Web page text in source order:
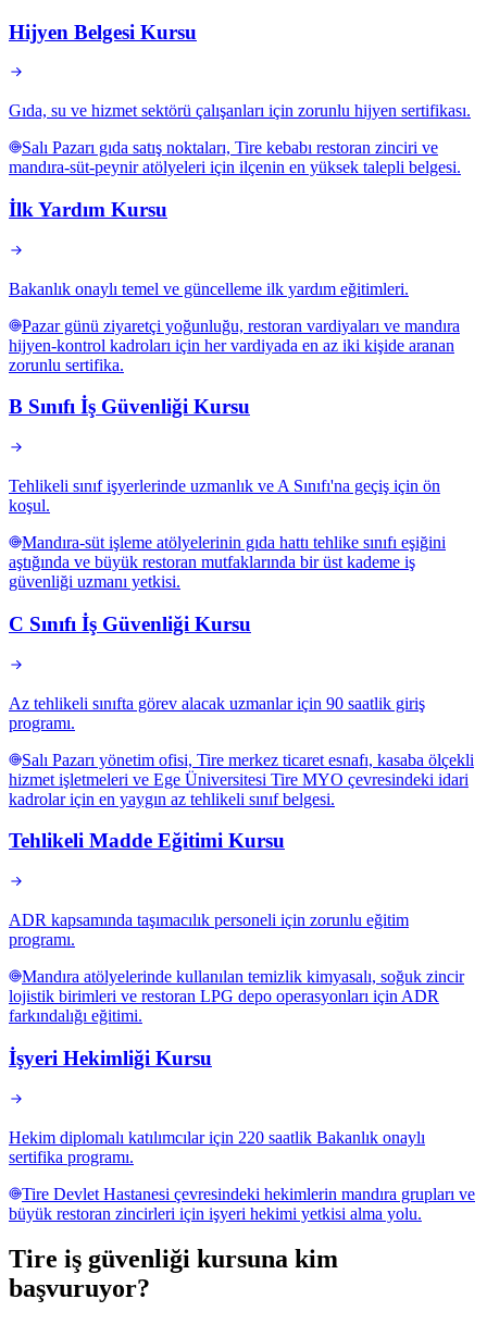
Hijyen Belgesi Kursu
Gıda, su ve hizmet sektörü çalışanları için zorunlu hijyen sertifikası.
Salı Pazarı gıda satış noktaları, Tire kebabı restoran zinciri ve
mandıra-süt-peynir atölyeleri için ilçenin en yüksek talepli belgesi.
İlk Yardım Kursu
Bakanlık onaylı temel ve güncelleme ilk yardım eğitimleri.
Pazar günü ziyaretçi yoğunluğu, restoran vardiyaları ve mandıra
hijyen-kontrol kadroları için her vardiyada en az iki kişide aranan
zorunlu sertifika.
B Sınıfı İş Güvenliği Kursu
Tehlikeli sınıf işyerlerinde uzmanlık ve A Sınıfı'na geçiş için ön
koşul.
Mandıra-süt işleme atölyelerinin gıda hattı tehlike sınıfı eşiğini
aştığında ve büyük restoran mutfaklarında bir üst kademe iş
güvenliği uzmanı yetkisi.
C Sınıfı İş Güvenliği Kursu
Az tehlikeli sınıfta görev alacak uzmanlar için 90 saatlik giriş
programı.
Salı Pazarı yönetim ofisi, Tire merkez ticaret esnafı, kasaba ölçekli
hizmet işletmeleri ve Ege Üniversitesi Tire MYO çevresindeki idari
kadrolar için en yaygın az tehlikeli sınıf belgesi.
Tehlikeli Madde Eğitimi Kursu
ADR kapsamında taşımacılık personeli için zorunlu eğitim
programı.
Mandıra atölyelerinde kullanılan temizlik kimyasalı, soğuk zincir
lojistik birimleri ve restoran LPG depo operasyonları için ADR
farkındalığı eğitimi.
İşyeri Hekimliği Kursu
Hekim diplomalı katılımcılar için 220 saatlik Bakanlık onaylı
sertifika programı.
Tire Devlet Hastanesi çevresindeki hekimlerin mandıra grupları ve
büyük restoran zincirleri için işyeri hekimi yetkisi alma yolu.
Tire iş güvenliği kursuna kim
başvuruyor?